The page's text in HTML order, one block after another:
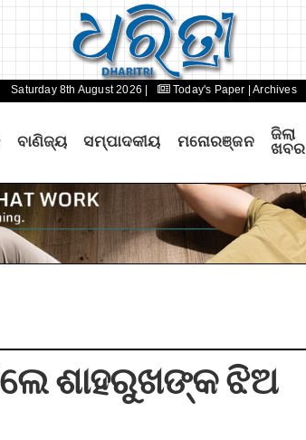
Saturday 8th August 2026 | Today's Paper | Archives
ବାଣିଜ୍ୟ ସମ୍ପାଦକୀୟ ମନୋରଞ୍ଜନ
ଜିଲା
ଖବର
ଶାହରୁଖଙ୍କ ଝିଅ